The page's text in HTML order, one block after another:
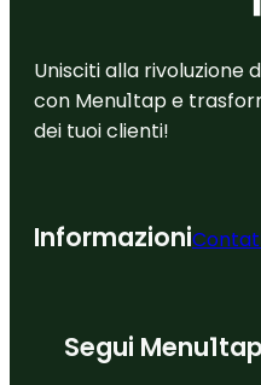
Unisciti alla rivoluzione
con Menu1tap e
dei tuoi clienti!
Informazioni
Segui Menu1tap